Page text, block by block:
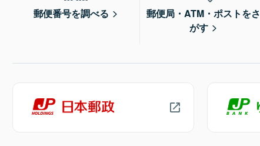
郵便番号を調べる
郵便局・ATM・ポストをさ
がす